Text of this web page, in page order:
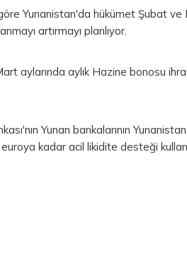
Yunanistan'da hükümet Şubat ve
artırmayı planlıyor.
aylarında aylık Hazine bonosu
Yunan bankalarının
kadar acil likidite desteği